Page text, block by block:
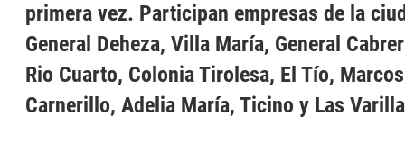
primera vez. Participan empresas de la
General Deheza, Villa María, General
Rio Cuarto, Colonia Tirolesa, El Tío,
Carnerillo, Adelia María, Ticino y Las